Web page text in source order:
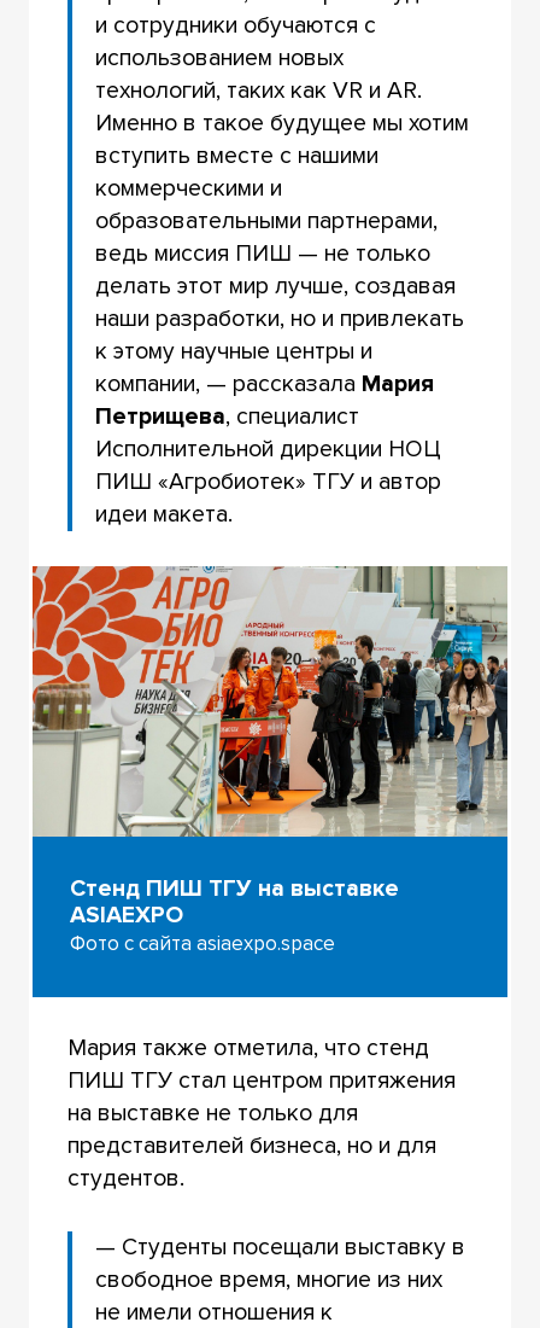
и сотрудники обучаются с
использованием новых
технологий, таких как VR и AR.
Именно в такое будущее мы хотим
вступить вместе с нашими
коммерческими и
образовательными партнерами,
ведь миссия ПИШ — не только
делать этот мир лучше, создавая
наши разработки, но и привлекать
к этому научные центры и
компании, — рассказала Мария
Петрищева, специалист
Исполнительной дирекции НОЦ
ПИШ «Агробиотек» ТГУ и автор
идеи макета.
Стенд ПИШ ТГУ на выставке
ASIAEXPO
Фото с сайта asiaexpo.space
Мария также отметила, что стенд
ПИШ ТГУ стал центром притяжения
на выставке не только для
представителей бизнеса, но и для
студентов.
— Студенты посещали выставку в
свободное время, многие из них
не имели отношения к